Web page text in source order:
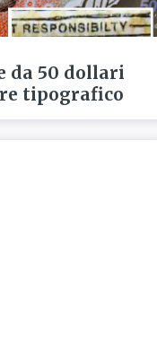
da 50 dollari
tipografico